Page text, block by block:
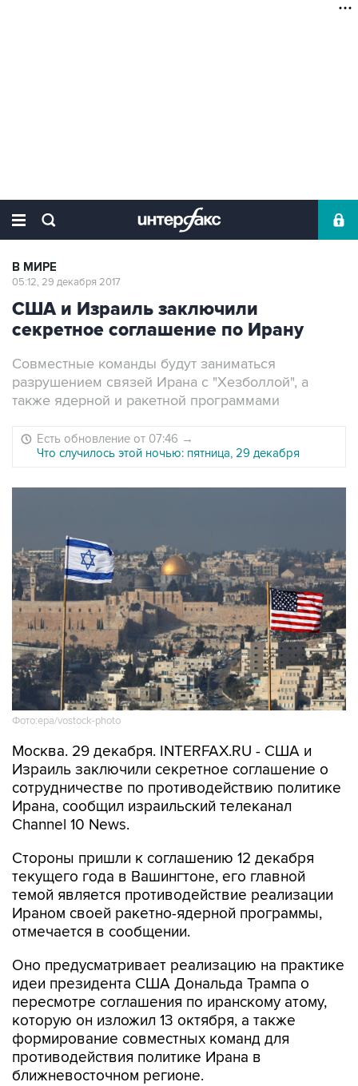
В МИРЕ
05:12, 29 декабря 2017
США и Израиль заключили
секретное соглашение по Ирану
Совместные команды будут заниматься
разрушением связей Ирана с "Хезболлой", а
также ядерной и ракетной программами
Есть обновление от 07:46 →
Что случилось этой ночью: пятница, 29 декабря
Фото:epa/vostock-photo
Москва. 29 декабря. INTERFAX.RU - США и
Израиль заключили секретное соглашение о
сотрудничестве по противодействию политике
Ирана, сообщил израильский телеканал
Channel 10 News.
Стороны пришли к соглашению 12 декабря
текущего года в Вашингтоне, его главной
темой является противодействие реализации
Ираном своей ракетно-ядерной программы,
отмечается в сообщении.
Оно предусматривает реализацию на практике
идеи президента США Дональда Трампа о
пересмотре соглашения по иранскому атому,
которую он изложил 13 октября, а также
формирование совместных команд для
противодействия политике Ирана в
ближневосточном регионе.